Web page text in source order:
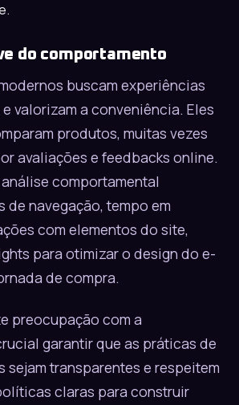
do comportamento
buscam experiências
valorizam a conveniência. Eles
produtos, muitas vezes
avaliações e feedbacks online.
comportamental
de navegação, tempo em
com elementos do site,
para otimizar o design do e-
de compra.
preocupação com a
garantir que as práticas de
sejam transparentes e respeitem
claras para construir